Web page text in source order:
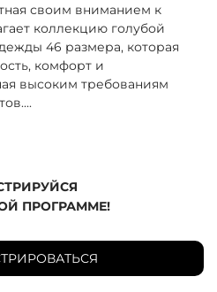
своим вниманием к
коллекцию голубой
46 размера, которая
комфорт и
высоким требованиям
...
ПРОГРАММЕ!